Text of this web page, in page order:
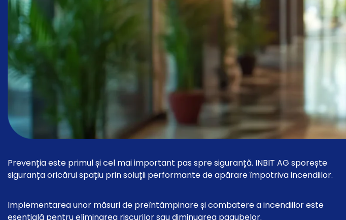
Prevenția este primul și cel mai important pas spre siguranță. INBIT AG sporește
siguranța oricărui spațiu prin soluții performante de apărare împotriva incendiilor.
Implementarea unor măsuri de preîntâmpinare și combatere a incendiilor este
esențială pentru eliminarea riscurilor sau diminuarea pagubelor.